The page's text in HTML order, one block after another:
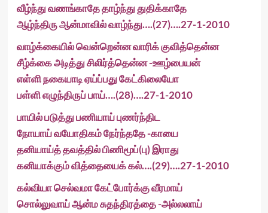
வீழ்ந்து வணங்காதே தாழ்ந்து துதிக்காதே
ஆழ்ந்திரு ஆன்மாவில் வாழ்ந்து….(27)….27-1-2010
வாழ்க்கையில் வென்றென்ன வாரிக் குவித்தென்ன
சீழ்க்கை அடித்து சிலிர்த்தென்ன -ஊழ்பையன்
எள்ளி நகையாடி ஏய்ப்பது கேட்கிலையோ
பள்ளி எழுந்திருப் பாய்….(28)….27-1-2010
பாயில் படுத்து பணியாய் புணர்ந்திட
நோயாய் வயோதிகம் நேர்ந்ததே -காயை
தனியாய்த் தவத்தில் பிணிமூப்(பு) இராது
கனியாக்கும் வித்தையைக் கல்….(29)….27-1-2010
கல்வியா செல்வமா கேட்போர்க்கு வீரமாய்
சொல்லுவாய் ஆன்ம சுதந்திரத்தை -அல்லலாய்